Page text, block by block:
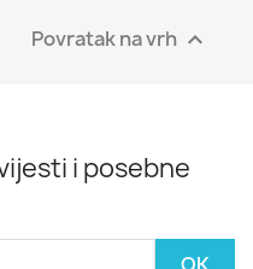
Povratak na vrh 
i posebne